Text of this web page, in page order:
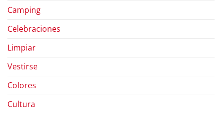
Camping
Celebraciones
Limpiar
Vestirse
Colores
Cultura